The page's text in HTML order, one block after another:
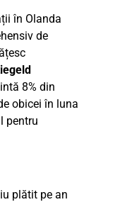
în Olanda
de
8% din
obicei în luna
pentru
plătit pe an